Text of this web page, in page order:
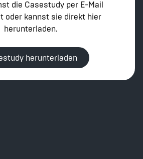
die Casestudy per E-Mail
oder kannst sie direkt hier
herunterladen.
herunterladen